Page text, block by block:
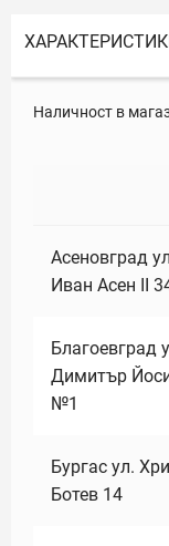
Наличност в
Асеновград
Иван Асен II
Благоевград
Димитър
№1
Бургас ул.
Ботев 14